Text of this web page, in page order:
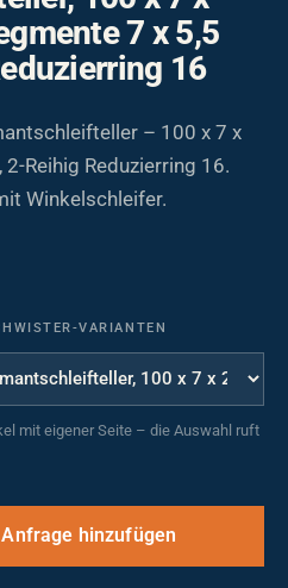
7 x 5,5
16
– 100 x 7 x
Reihig Reduzierring 16.
Winkelschleifer.
VARIANTEN
mit eigener Seite – die Auswahl ruft